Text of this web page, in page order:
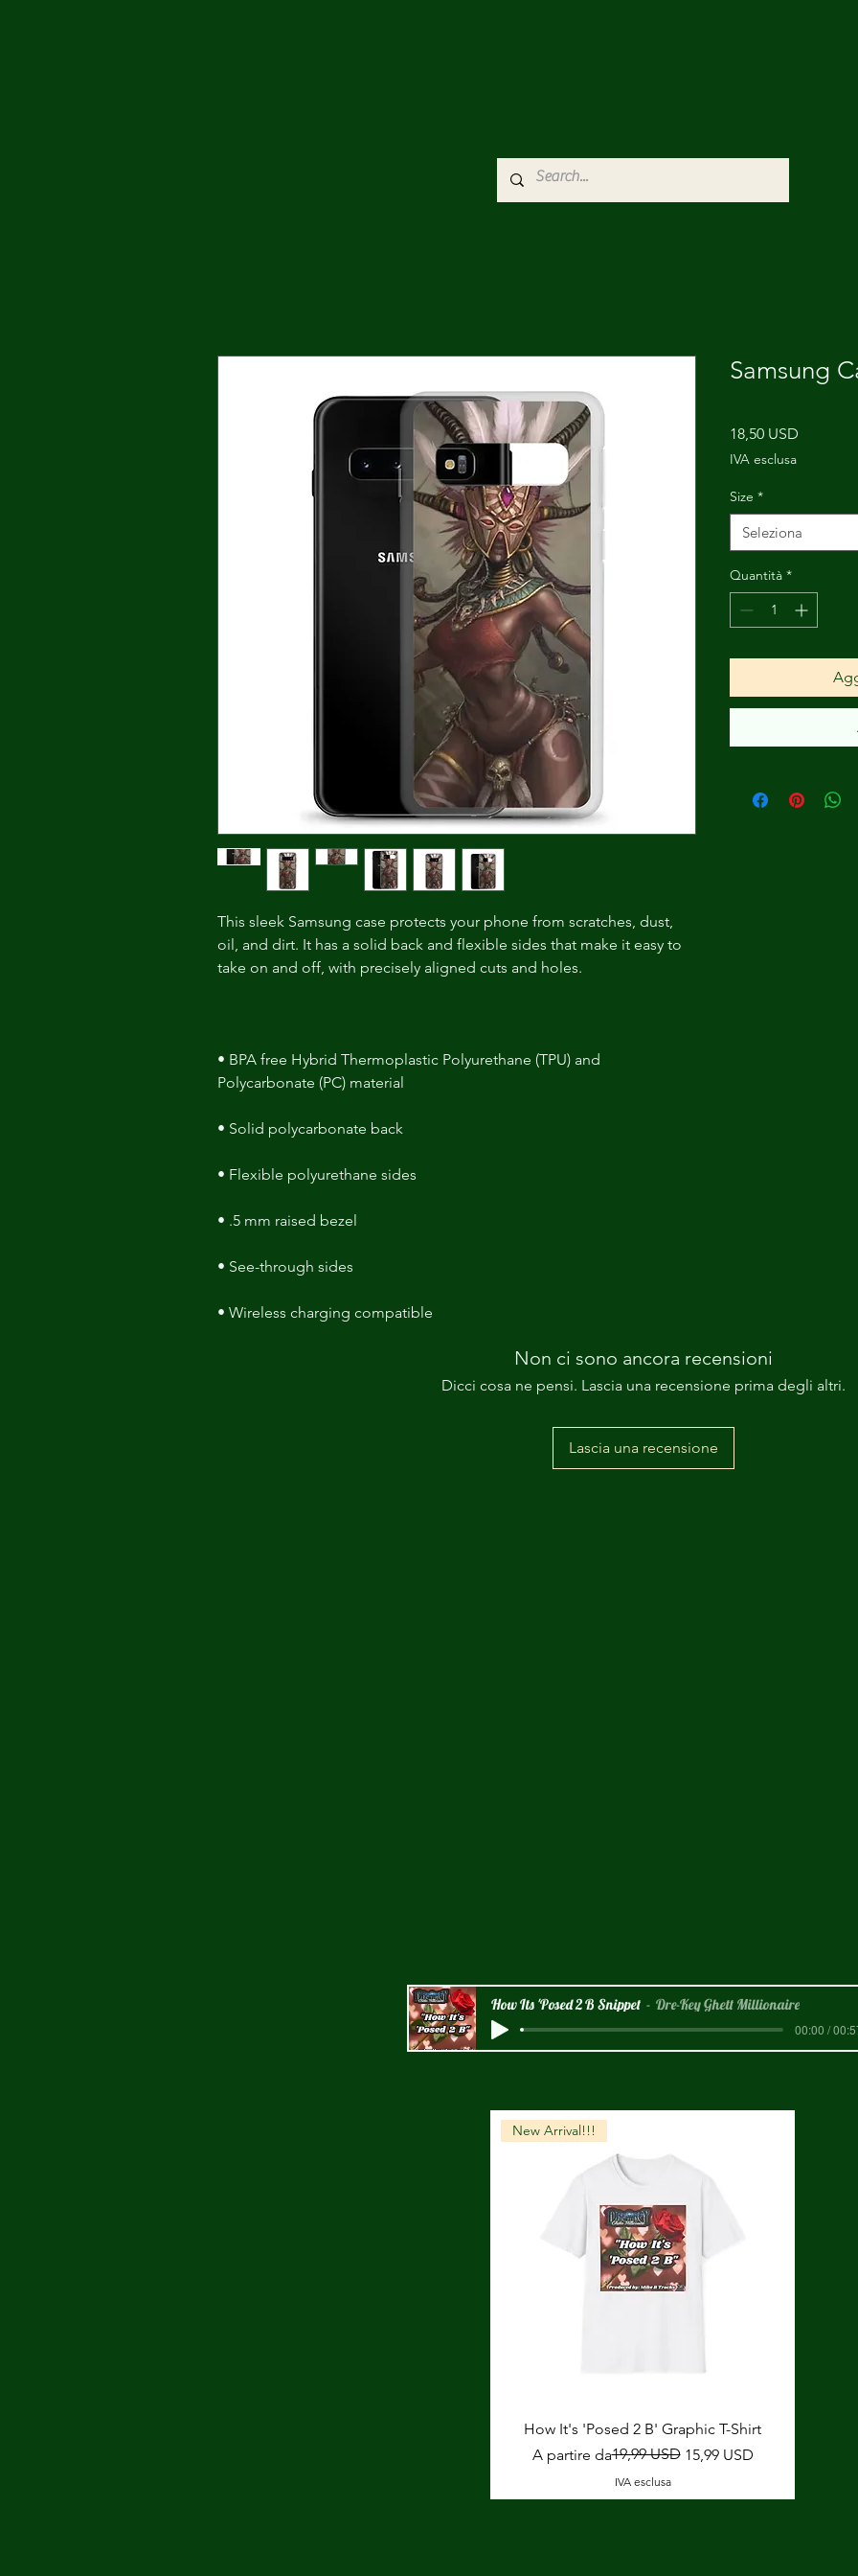
This sleek Samsung case protects your phone from scratches, dust,
oil, and dirt. It has a solid back and flexible sides that make it easy to
• BPA free Hybrid Thermoplastic Polyurethane (TPU) and
• Wireless charging compatible
Samsung
18,50 USD
IVA esclusa
Size *
Seleziona
Quantità *
Non ci sono ancora recensioni
Dicci cosa ne pensi. Lascia una recensione prima degli altri.
Lascia una recensione
How Its 'Posed 2 B Snippet Dre-Key Ghett Millionaire
00:00 /
Vista rapida
New Arrival!!!
How It's 'Posed 2 B' Graphic T-Shirt
A partire da
Prezzo regolare19,99 USD 15,99 USD
Prezzo scontato
IVA esclusa